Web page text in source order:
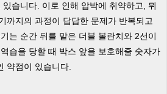
습니다. 이로 인해 압박에 취약하고, 뮈
까지의 과정이 답답한 문제가 반복되고
는 순간 뒤를 맡은 더블 볼란치와 2선이
습을 당할 때 박스 앞을 보호해줄 숫자가
약점이 있습니다.